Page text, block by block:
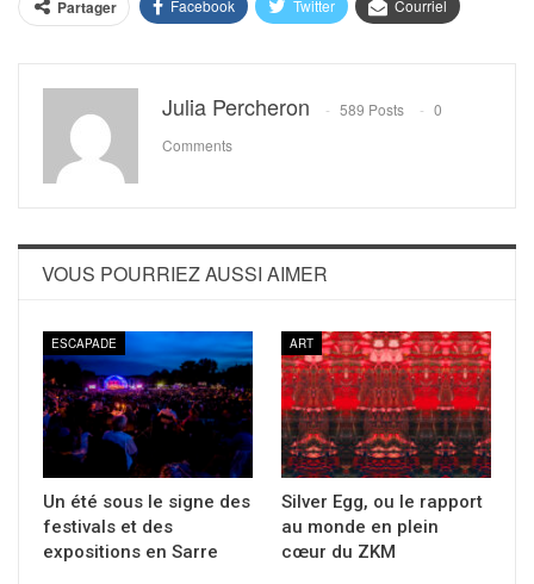
Partager Facebook Twitter Courriel
Julia Percheron 589 Posts
0
Comments
VOUS POURRIEZ AUSSI AIMER
ESCAPADE
Un été sous le signe des
festivals et des
expositions en Sarre
ART
Silver Egg, ou le rapport
au monde en plein
cœur du ZKM